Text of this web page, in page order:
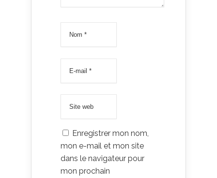
Enregistrer mon nom,
mon e-mail et mon site
dans le navigateur pour
mon prochain